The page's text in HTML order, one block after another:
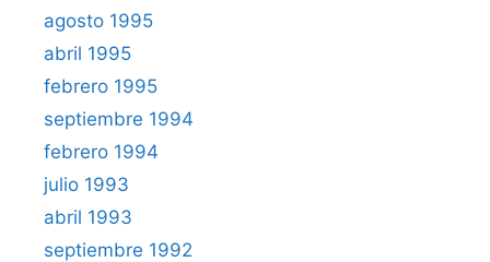
agosto 1995
abril 1995
febrero 1995
septiembre 1994
febrero 1994
julio 1993
abril 1993
septiembre 1992